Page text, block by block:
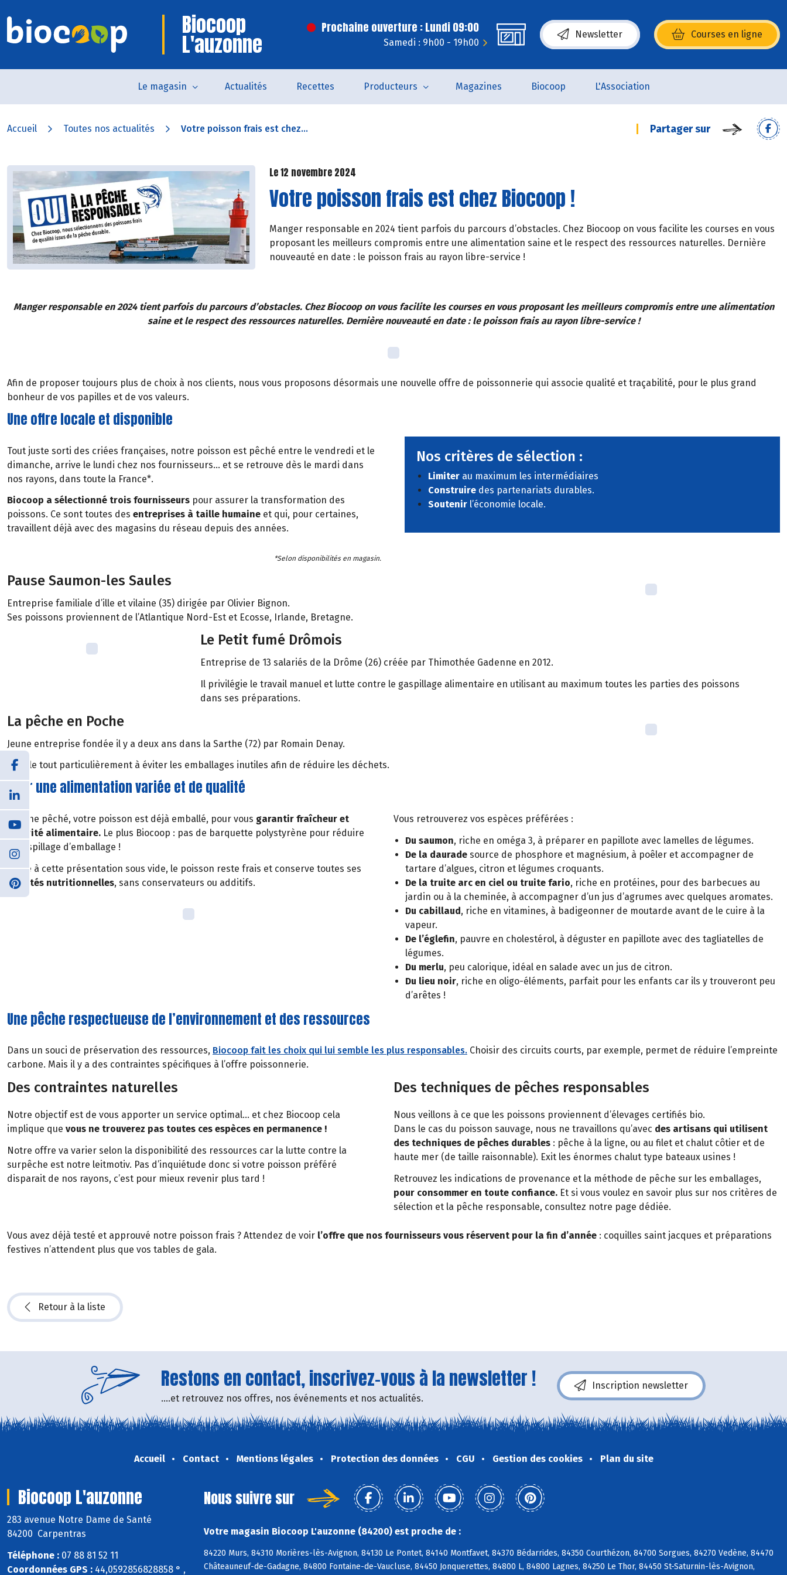
Biocoop
L'auzonne
Prochaine ouverture : Lundi 09:00
Samedi : 9h00 - 19h00
Newsletter Courses en ligne
(s’ouvre dans une nouvelle fenêtre)
Le magasin Actualités Recettes Producteurs Magazines Biocoop L'Association
Accueil Toutes nos actualités Votre poisson frais est chez... Partager sur
Le 12 novembre 2024
Votre poisson frais est chez Biocoop !
Manger responsable en 2024 tient parfois du parcours d’obstacles. Chez Biocoop on vous facilite les courses en vous
proposant les meilleurs compromis entre une alimentation saine et le respect des ressources naturelles. Dernière
nouveauté en date : le poisson frais au rayon libre-service !
Manger responsable en 2024 tient parfois du parcours d’obstacles. Chez Biocoop on vous facilite les courses en vous proposant les meilleurs compromis entre une alimentation
saine et le respect des ressources naturelles. Dernière nouveauté en date : le poisson frais au rayon libre-service !
Afin de proposer toujours plus de choix à nos clients, nous vous proposons désormais une nouvelle offre de poissonnerie qui associe qualité et traçabilité, pour le plus grand
bonheur de vos papilles et de vos valeurs.
Une offre locale et disponible
Tout juste sorti des criées françaises, notre poisson est pêché entre le vendredi et le
dimanche, arrive le lundi chez nos fournisseurs… et se retrouve dès le mardi dans
nos rayons, dans toute la France*.
Biocoop a sélectionné trois fournisseurs pour assurer la transformation des
poissons. Ce sont toutes des entreprises à taille humaine et qui, pour certaines,
travaillent déjà avec des magasins du réseau depuis des années.
*Selon disponibilités en magasin.
Nos critères de sélection :
Limiter au maximum les intermédiaires
Construire des partenariats durables.
Soutenir l’économie locale.
Pause Saumon-les Saules
Entreprise familiale d’ille et vilaine (35) dirigée par Olivier Bignon.
Ses poissons proviennent de l’Atlantique Nord-Est et Ecosse, Irlande, Bretagne.
Le Petit fumé Drômois
Entreprise de 13 salariés de la Drôme (26) créée par Thimothée Gadenne en 2012.
Il privilégie le travail manuel et lutte contre le gaspillage alimentaire en utilisant au maximum toutes les parties des poissons
dans ses préparations.
La pêche en Poche
Jeune entreprise fondée il y a deux ans dans la Sarthe (72) par Romain Denay.
Il veille tout particulièrement à éviter les emballages inutiles afin de réduire les déchets.
Pour une alimentation variée et de qualité
À peine pêché, votre poisson est déjà emballé, pour vous garantir fraîcheur et
sécurité alimentaire. Le plus Biocoop : pas de barquette polystyrène pour réduire
le gaspillage d’emballage !
Grâce à cette présentation sous vide, le poisson reste frais et conserve toutes ses
qualités nutritionnelles, sans conservateurs ou additifs.
Vous retrouverez vos espèces préférées :
Du saumon, riche en oméga 3, à préparer en papillote avec lamelles de légumes.
De la daurade source de phosphore et magnésium, à poêler et accompagner de
tartare d’algues, citron et légumes croquants.
De la truite arc en ciel ou truite fario, riche en protéines, pour des barbecues au
jardin ou à la cheminée, à accompagner d’un jus d’agrumes avec quelques aromates.
Du cabillaud, riche en vitamines, à badigeonner de moutarde avant de le cuire à la
vapeur.
De l’églefin, pauvre en cholestérol, à déguster en papillote avec des tagliatelles de
légumes.
Du merlu, peu calorique, idéal en salade avec un jus de citron.
Du lieu noir, riche en oligo-éléments, parfait pour les enfants car ils y trouveront peu
d’arêtes !
Une pêche respectueuse de l’environnement et des ressources
Dans un souci de préservation des ressources, Biocoop fait les choix qui lui semble les plus responsables. Choisir des circuits courts, par exemple, permet de réduire l’empreinte
carbone. Mais il y a des contraintes spécifiques à l’offre poissonnerie.
Des contraintes naturelles
Notre objectif est de vous apporter un service optimal… et chez Biocoop cela
implique que vous ne trouverez pas toutes ces espèces en permanence !
Notre offre va varier selon la disponibilité des ressources car la lutte contre la
surpêche est notre leitmotiv. Pas d’inquiétude donc si votre poisson préféré
disparait de nos rayons, c’est pour mieux revenir plus tard !
Des techniques de pêches responsables
Nous veillons à ce que les poissons proviennent d’élevages certifiés bio.
Dans le cas du poisson sauvage, nous ne travaillons qu’avec des artisans qui utilisent
des techniques de pêches durables : pêche à la ligne, ou au filet et chalut côtier et de
haute mer (de taille raisonnable). Exit les énormes chalut type bateaux usines !
Retrouvez les indications de provenance et la méthode de pêche sur les emballages,
pour consommer en toute confiance. Et si vous voulez en savoir plus sur nos critères de
sélection et la pêche responsable, consultez notre page dédiée.
Vous avez déjà testé et approuvé notre poisson frais ? Attendez de voir l’offre que nos fournisseurs vous réservent pour la fin d’année : coquilles saint jacques et préparations
festives n’attendent plus que vos tables de gala.
Retour à la liste
Restons en contact, inscrivez-vous à la newsletter !
....et retrouvez nos offres, nos événements et nos actualités.
Inscription newsletter
Accueil Contact Mentions légales Protection des données CGU Gestion des cookies Plan du site
Biocoop L'auzonne
283 avenue Notre Dame de Santé
84200 Carpentras
Téléphone : 07 88 81 52 11
Coordonnées GPS : 44,0592856828858 ° ,
Nous suivre sur
Votre magasin Biocoop L'auzonne (84200) est proche de :
84220 Murs, 84310 Morières-lès-Avignon, 84130 Le Pontet, 84140 Montfavet, 84370 Bédarrides, 84350 Courthézon, 84700 Sorgues, 84270 Vedène, 84470
Châteauneuf-de-Gadagne, 84800 Fontaine-de-Vaucluse, 84450 Jonquerettes, 84800 L, 84800 Lagnes, 84250 Le Thor, 84450 St-Saturnin-lès-Avignon,